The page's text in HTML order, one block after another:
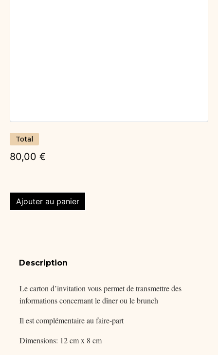
Total
80,00 €
Ajouter au panier
Description
Le carton d’invitation vous permet de transmettre des
informations concernant le dîner ou le brunch
Il est complémentaire au faire-part
Dimensions: 12 cm x 8 cm